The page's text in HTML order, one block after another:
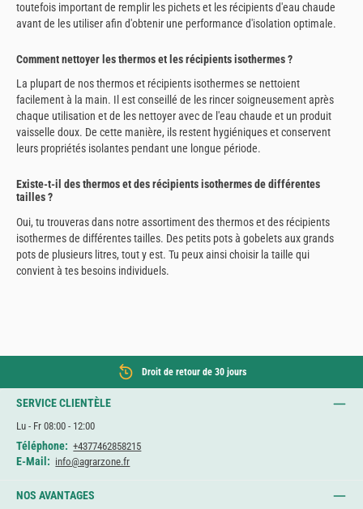
toutefois important de remplir les pichets et les récipients d'eau chaude
avant de les utiliser afin d'obtenir une performance d'isolation optimale.
Comment nettoyer les thermos et les récipients isothermes ?
La plupart de nos thermos et récipients isothermes se nettoient
facilement à la main. Il est conseillé de les rincer soigneusement après
chaque utilisation et de les nettoyer avec de l'eau chaude et un produit
vaisselle doux. De cette manière, ils restent hygiéniques et conservent
leurs propriétés isolantes pendant une longue période.
Existe-t-il des thermos et des récipients isothermes de différentes
tailles ?
Oui, tu trouveras dans notre assortiment des thermos et des récipients
isothermes de différentes tailles. Des petits pots à gobelets aux grands
pots de plusieurs litres, tout y est. Tu peux ainsi choisir la taille qui
convient à tes besoins individuels.
Droit de retour de 30 jours
SERVICE CLIENTÈLE
Lu - Fr 08:00 - 12:00
Téléphone: +4377462858215
E-Mail: info@agrarzone.fr
NOS AVANTAGES